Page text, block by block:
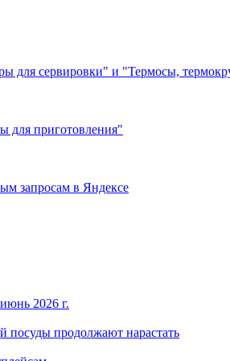
для сервировки" и "Термосы,
для приготовления"
запросам в Яндексе
2026 г.
посуды продолжают нарастать